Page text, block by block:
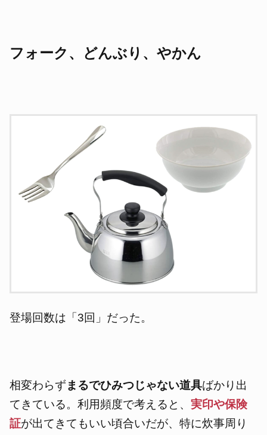
フォーク、どんぶり、やかん
登場回数は「3回」だった。
相変わらずまるでひみつじゃない道具ばかり出
てきている。利用頻度で考えると、実印や保険
証が出てきてもいい頃合いだが、特に炊事周り